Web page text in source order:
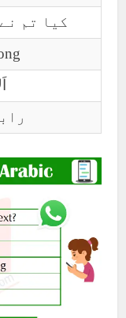
کیا تم